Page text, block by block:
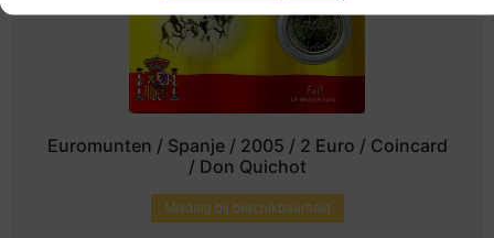
Euromunten / Spanje / 2005 / 2 Euro / Coincard
/ Don Quichot
Melding bij beschikbaarheid